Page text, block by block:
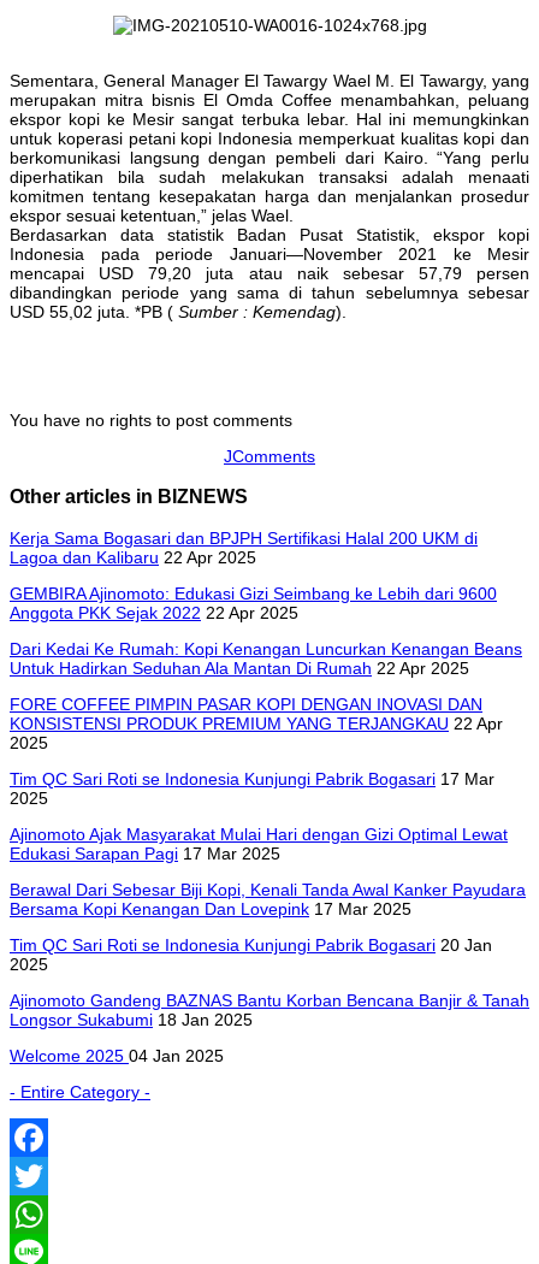
Sementara, General Manager El Tawargy Wael M. El Tawargy, yang
merupakan mitra bisnis El Omda Coffee menambahkan, peluang
ekspor kopi ke Mesir sangat terbuka lebar. Hal ini memungkinkan
untuk koperasi petani kopi Indonesia memperkuat kualitas kopi dan
berkomunikasi langsung dengan pembeli dari Kairo. “Yang perlu
diperhatikan bila sudah melakukan transaksi adalah menaati
komitmen tentang kesepakatan harga dan menjalankan prosedur
ekspor sesuai ketentuan,” jelas Wael.
Berdasarkan data statistik Badan Pusat Statistik, ekspor kopi
Indonesia pada periode Januari—November 2021 ke Mesir
mencapai USD 79,20 juta atau naik sebesar 57,79 persen
dibandingkan periode yang sama di tahun sebelumnya sebesar
USD 55,02 juta. *PB ( Sumber : Kemendag).
You have no rights to post comments
JComments
Other articles in BIZNEWS
Kerja Sama Bogasari dan BPJPH Sertifikasi Halal 200 UKM di
Lagoa dan Kalibaru 22 Apr 2025
GEMBIRA Ajinomoto: Edukasi Gizi Seimbang ke Lebih dari 9600
Anggota PKK Sejak 2022 22 Apr 2025
Dari Kedai Ke Rumah: Kopi Kenangan Luncurkan Kenangan Beans
Untuk Hadirkan Seduhan Ala Mantan Di Rumah 22 Apr 2025
FORE COFFEE PIMPIN PASAR KOPI DENGAN INOVASI DAN
KONSISTENSI PRODUK PREMIUM YANG TERJANGKAU 22 Apr
2025
Tim QC Sari Roti se Indonesia Kunjungi Pabrik Bogasari 17 Mar
2025
Ajinomoto Ajak Masyarakat Mulai Hari dengan Gizi Optimal Lewat
Edukasi Sarapan Pagi 17 Mar 2025
Berawal Dari Sebesar Biji Kopi, Kenali Tanda Awal Kanker Payudara
Bersama Kopi Kenangan Dan Lovepink 17 Mar 2025
Tim QC Sari Roti se Indonesia Kunjungi Pabrik Bogasari 20 Jan
2025
Ajinomoto Gandeng BAZNAS Bantu Korban Bencana Banjir & Tanah
Longsor Sukabumi 18 Jan 2025
Welcome 2025 04 Jan 2025
- Entire Category -
Facebook
Twitter
WhatsApp